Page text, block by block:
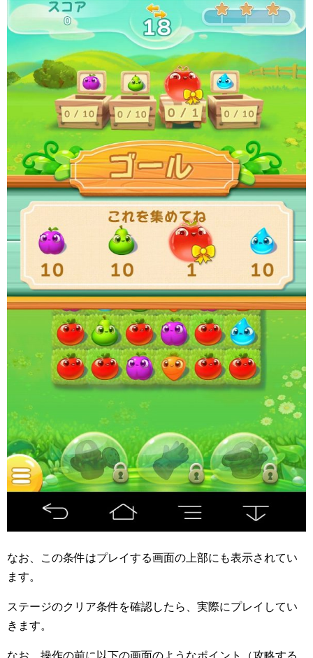
なお、この条件はプレイする画面の上部にも表示されてい
ます。
ステージのクリア条件を確認したら、実際にプレイしてい
きます。